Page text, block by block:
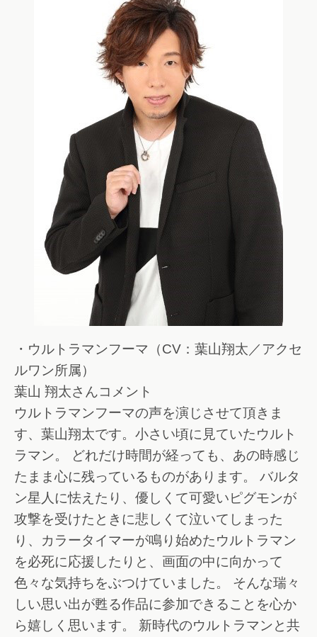
・ウルトラマンフーマ（CV：葉山翔太／アクセ
ルワン所属）
葉山 翔太さんコメント
ウルトラマンフーマの声を演じさせて頂きま
す、葉山翔太です。小さい頃に見ていたウルト
ラマン。 どれだけ時間が経っても、あの時感じ
たまま心に残っているものがあります。 バルタ
ン星人に怯えたり、優しくて可愛いピグモンが
攻撃を受けたときに悲しくて泣いてしまった
り、カラータイマーが鳴り始めたウルトラマン
を必死に応援したりと、画面の中に向かって
色々な気持ちをぶつけていました。 そんな瑞々
しい思い出が甦る作品に参加できることを心か
ら嬉しく思います。 新時代のウルトラマンと共